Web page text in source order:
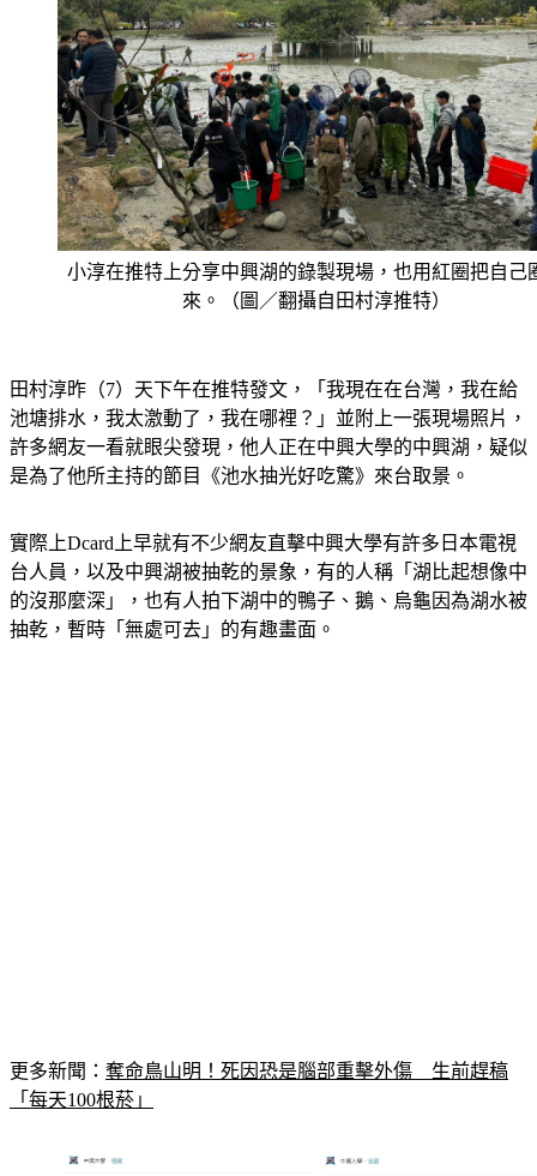
小淳在推特上分享中興湖的錄製現場，也用紅圈把自己
來。（圖／翻攝自田村淳推特）
田村淳昨（7）天下午在推特發文，「我現在在台灣，我在給
池塘排水，我太激動了，我在哪裡？」並附上一張現場照片，
許多網友一看就眼尖發現，他人正在中興大學的中興湖，疑似
是為了他所主持的節目《池水抽光好吃驚》來台取景。
實際上Dcard上早就有不少網友直擊中興大學有許多日本電視
台人員，以及中興湖被抽乾的景象，有的人稱「湖比起想像中
的沒那麼深」，也有人拍下湖中的鴨子、鵝、烏龜因為湖水被
抽乾，暫時「無處可去」的有趣畫面。
更多新聞： 奪命鳥山明！死因恐是腦部重擊外傷　生前趕稿
「每天100根菸」